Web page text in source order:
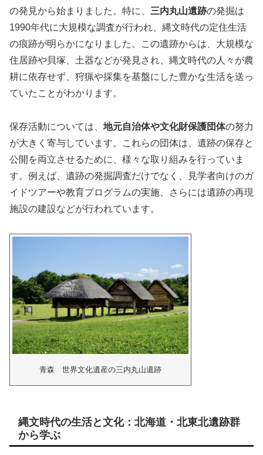
の発見から始まりました。特に、 三内丸山遺跡の発掘は
1990年代に大規模な調査が行われ、縄文時代の定住生活
の痕跡が明らかになりました。この遺跡からは、大規模な
住居跡や貝塚、土器などが発見され、縄文時代の人々が農
耕に依存せず、狩猟や採集を基盤にした豊かな生活を送っ
ていたことがわかります。
保存活動については、 地元自治体や文化財保護団体の努力
が大きく寄与しています。これらの団体は、遺跡の保存と
公開を両立させるために、様々な取り組みを行っていま
す。例えば、遺跡の発掘調査だけでなく、見学者向けのガ
イドツアーや教育プログラムの実施、さらには遺跡の再現
施設の建設などが行われています。
青森 世界文化遺産の三内丸山遺跡
縄文時代の生活と文化：北海道・北東北遺跡群
から学ぶ